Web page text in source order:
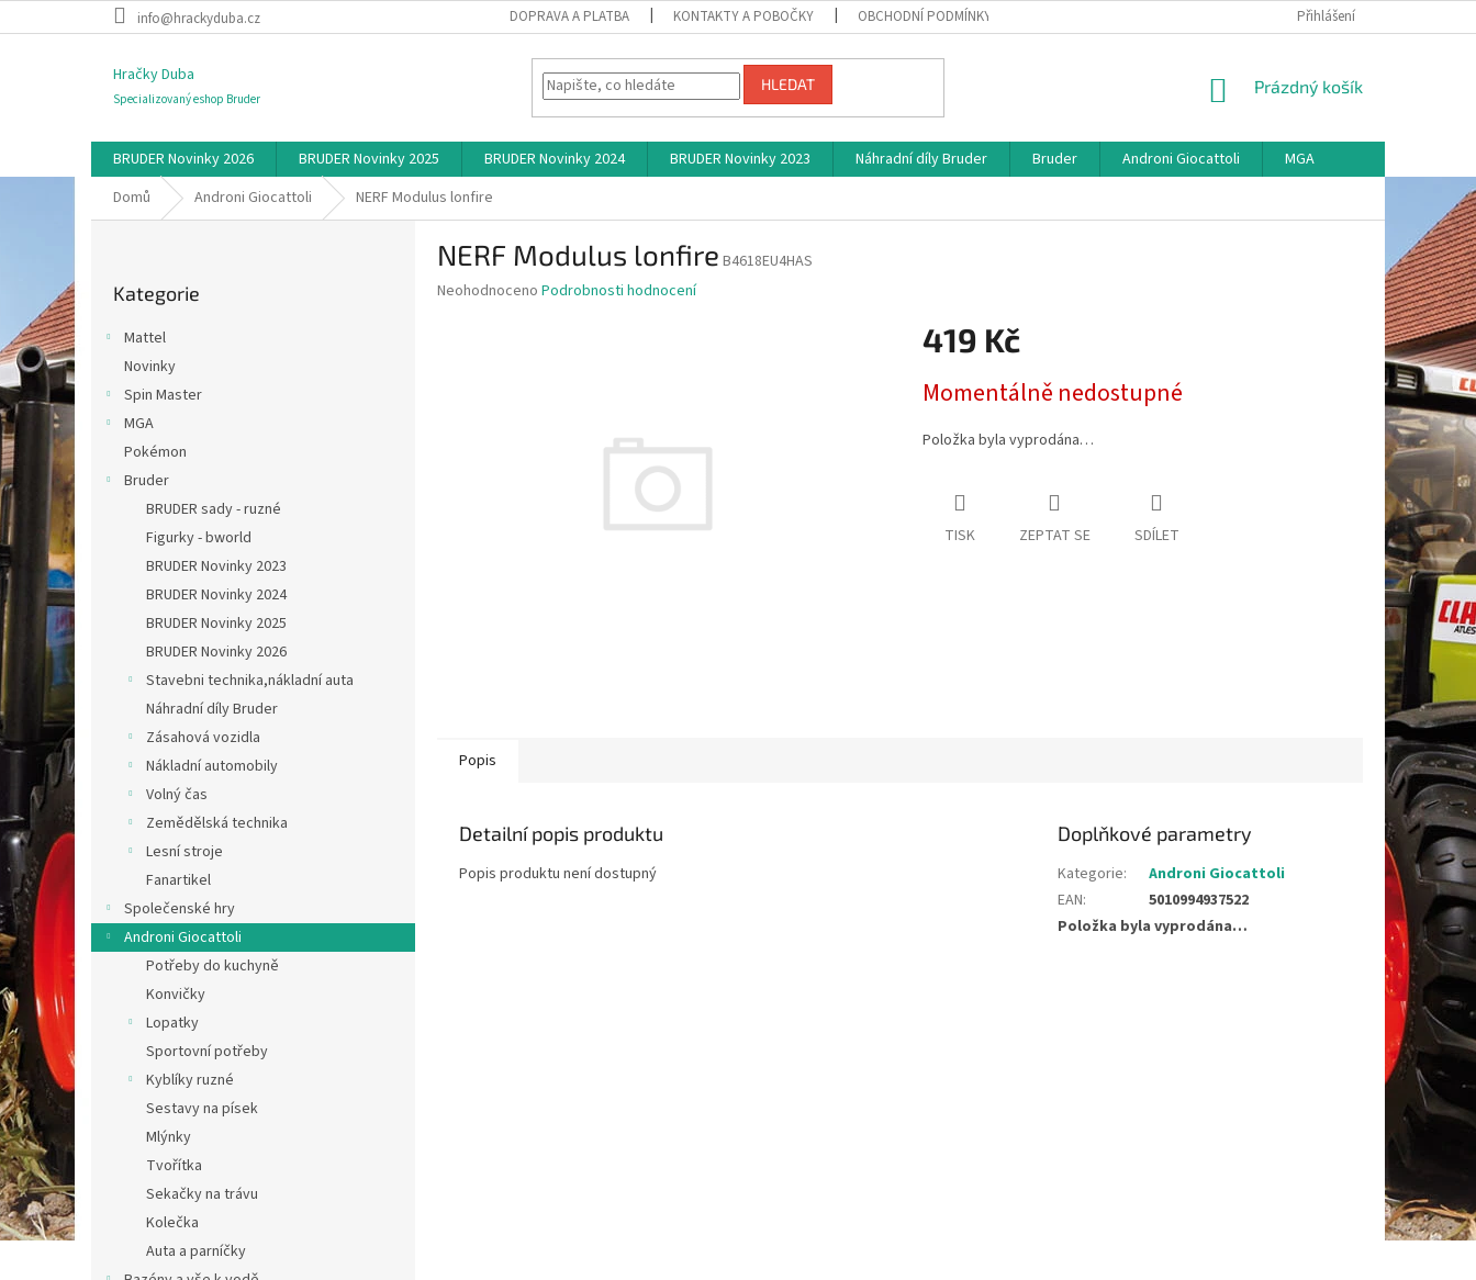
na
info@hrackyduba.cz DOPRAVA A PLATBA KONTAKTY A POBOČKY OBCHODNÍ PODMÍNKY MAPA SERVERU
Přihlášení
Hračky Duba
Specializovaný eshop Bruder
HLEDAT
NÁKUPNÍ
Prázdný košík
BRUDER Novinky 2026 BRUDER Novinky 2025 BRUDER Novinky 2024 BRUDER Novinky 2023 Náhradní díly Bruder Bruder Androni Giocattoli
MGA
Domů
Androni Giocattoli NERF Modulus lonfire
kategorie
Kategorie
Mattel
Novinky
Spin Master
MGA
Pokémon
Bruder
BRUDER sady - ruzné
Figurky - bworld
BRUDER Novinky 2023
BRUDER Novinky 2024
BRUDER Novinky 2025
BRUDER Novinky 2026
Stavebni technika,nákladní auta
Náhradní díly Bruder
Zásahová vozidla
Nákladní automobily
Volný čas
Zemědělská technika
Lesní stroje
Fanartikel
Společenské hry
Androni Giocattoli
Potřeby do kuchyně
Konvičky
Lopatky
Sportovní potřeby
Kyblíky ruzné
Sestavy na písek
Mlýnky
Tvořítka
Sekačky na trávu
Kolečka
Auta a parníčky
NERF Modulus lonfire B4618EU4HAS
Průměrné
Neohodnoceno Podrobnosti hodnocení
419 Kč
cena:
Momentálně nedostupné
Položka byla vyprodána…
TISK ZEPTAT SE SDÍLET
Popis
Detailní popis produktu
Popis produktu není dostupný
Doplňkové parametry
Kategorie:
Androni Giocattoli
EAN:
5010994937522
Položka byla vyprodána…